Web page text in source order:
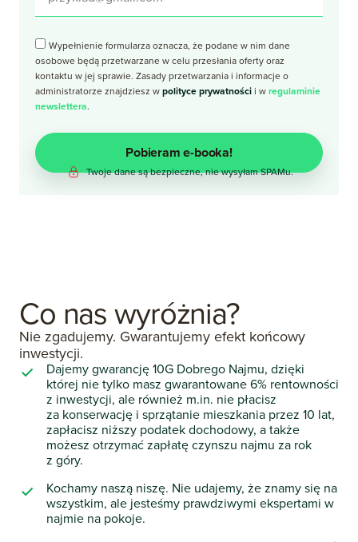
Wypełnienie formularza oznacza, że podane w nim dane
osobowe będą przetwarzane w celu przesłania oferty oraz
kontaktu w jej sprawie. Zasady przetwarzania i informacje o
administratorze znajdziesz wpolityce prywatnościi wregulaminie
newslettera.
Pobieram e-booka!
Alternative:
Twoje dane są bezpieczne, nie wysyłam SPAMu.
Co naswyróżnia?
Nie zgadujemy. Gwarantujemy efekt końcowy
inwestycji.
Dajemy gwarancję 10G Dobrego Najmu, dzięki
której nie tylko masz gwarantowane 6% rentowności
z inwestycji, ale również m.in. nie płacisz
za konserwację i sprzątanie mieszkania przez 10 lat,
zapłacisz niższy podatek dochodowy, a także
możesz otrzymać zapłatę czynszu najmu za rok
z góry.
Kochamy naszą niszę. Nie udajemy, że znamy się na
wszystkim, ale jesteśmy prawdziwymi ekspertami w
najmie na pokoje.